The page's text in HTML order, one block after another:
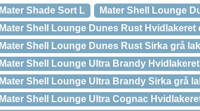
Mater Shade Sort L
Mater Shell Lounge
Mater Shell Lounge Dunes Rust
Mater Shell Lounge Dunes Rust Sirka grå
Mater Shell Lounge Ultra Brandy
Mater Shell Lounge Ultra Brandy Sirka grå
Mater Shell Lounge Ultra Cognac